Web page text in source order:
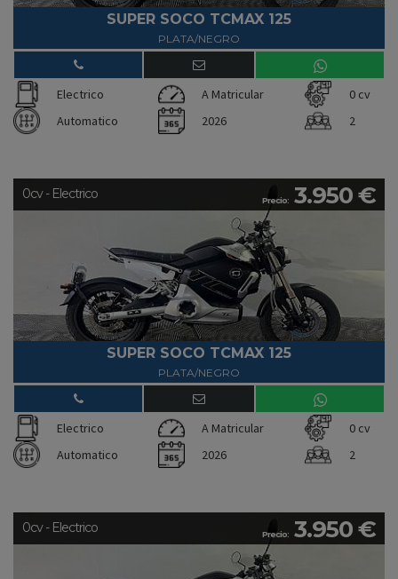
SUPER SOCO TCMAX 125
PLATA/NEGRO
Electrico A Matricular
0 cv
Automatico
2026 2
Precio: 3.950 €
0cv - Electrico
SUPER SOCO TCMAX 125
PLATA/NEGRO
Electrico A Matricular
0 cv
Automatico
2026 2
Precio: 3.950 €
0cv - Electrico